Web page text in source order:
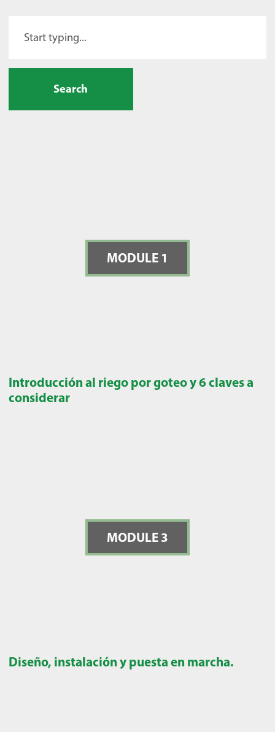
Search
MODULE 1
Introducción al riego por goteo y 6 claves a
considerar
MODULE 3
Diseño, instalación y puesta en marcha.